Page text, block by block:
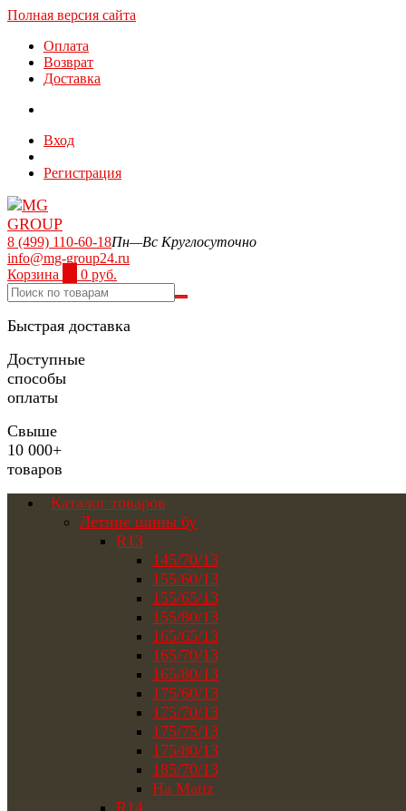
Полная версия сайта
Оплата
Возврат
Доставка
Вход
Регистрация
8 (499) 110-60-18Пн—Вс Круглосуточно
info@mg-group24.ru
Корзина
0 руб.
Быстрая доставка
Доступные
способы
оплаты
Свыше
10 000+
товаров
Каталог товаров
Летние шины бу
R13
145/70/13
155/60/13
155/65/13
155/80/13
165/65/13
165/70/13
165/80/13
175/60/13
175/70/13
175/75/13
175/80/13
185/70/13
На Matiz
R14